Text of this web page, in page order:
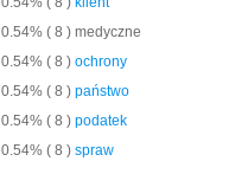
0.54% ( 8 ) medyczne
0.54% ( 8 ) ochrony
0.54% ( 8 ) państwo
0.54% ( 8 ) podatek
0.54% ( 8 ) spraw